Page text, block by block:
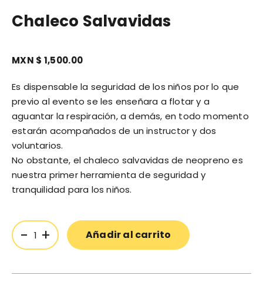
Chaleco Salvavidas
MXN $ 1,500.00
Es dispensable la seguridad de los niños por lo que
previo al evento se les enseñara a flotar y a
aguantar la respiración, a demás, en todo momento
estarán acompañados de un instructor y dos
voluntarios.
No obstante, el chaleco salvavidas de neopreno es
nuestra primer herramienta de seguridad y
tranquilidad para los niños.
- + Añadir al carrito